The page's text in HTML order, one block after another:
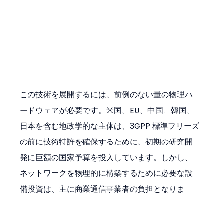
この技術を展開するには、前例のない量の物理ハ
ードウェアが必要です。米国、EU、中国、韓国、
日本を含む地政学的な主体は、3GPP 標準フリーズ
の前に技術特許を確保するために、初期の研究開
発に巨額の国家予算を投入しています。しかし、
ネットワークを物理的に構築するために必要な設
備投資は、主に商業通信事業者の負担となりま